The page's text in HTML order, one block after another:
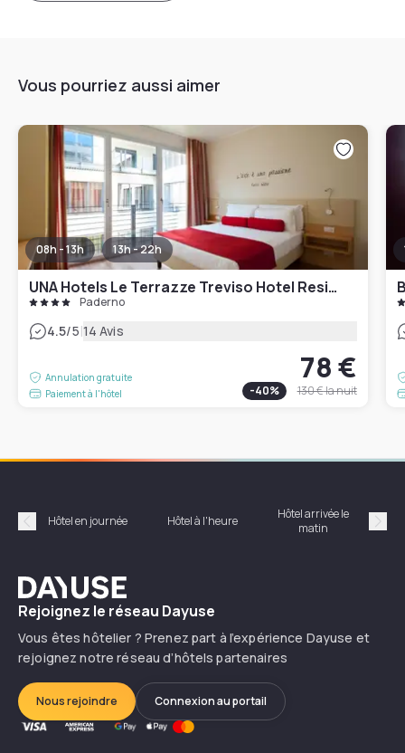
Vous pourriez aussi aimer
08h - 13h 13h - 22h
UNA Hotels Le Terrazze Treviso Hotel Residence
Paderno
4.5/5|14 Avis
Annulation gratuite
Paiement à l'hôtel
78 €
-40% 130 €la nuit
Précédent
Hôtel en journée Hôtel à l'heure
Hôtel arrivée le
matin
Dayuse
Rejoignez le réseau Dayuse
Vous êtes hôtelier ? Prenez part à l’expérience Dayuse et
rejoignez notre réseau d’hôtels partenaires
Nous rejoindre Connexion au portail